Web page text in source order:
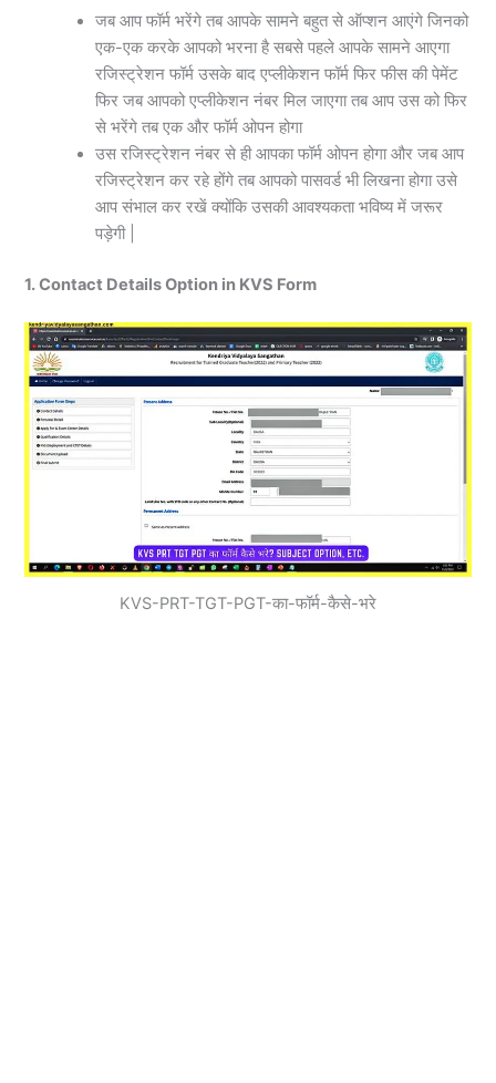
जब आप फॉर्म भरेंगे तब आपके सामने बहुत से ऑप्शन आएंगे जिनको
एक-एक करके आपको भरना है सबसे पहले आपके सामने आएगा
रजिस्ट्रेशन फॉर्म उसके बाद एप्लीकेशन फॉर्म फिर फीस की पेमेंट
फिर जब आपको एप्लीकेशन नंबर मिल जाएगा तब आप उस को फिर
से भरेंगे तब एक और फॉर्म ओपन होगा
उस रजिस्ट्रेशन नंबर से ही आपका फॉर्म ओपन होगा और जब आप
रजिस्ट्रेशन कर रहे होंगे तब आपको पासवर्ड भी लिखना होगा उसे
आप संभाल कर रखें क्योंकि उसकी आवश्यकता भविष्य में जरूर
पड़ेगी |
1. Contact Details Option in KVS Form
KVS-PRT-TGT-PGT-का-फॉर्म-कैसे-भरे